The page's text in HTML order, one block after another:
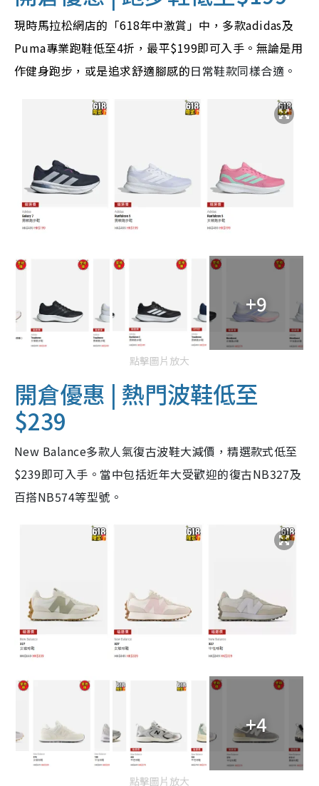
現時馬拉松網店的「618年中激賞」中，多款adidas及
Puma專業跑鞋低至4折，最平$199即可入手。無論是用
作健身跑步，或是追求舒適腳感的日常鞋款同樣合適。
+9
點擊圖片放大
開倉優惠 | 熱門波鞋低至
$239
New Balance多款人氣復古波鞋大減價，精選款式低至
$239即可入手。當中包括近年大受歡迎的復古NB327及
百搭NB574等型號。
+4
點擊圖片放大